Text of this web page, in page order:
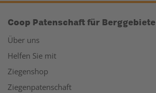
Coop Patenschaft für Berggebiete
Über uns
Helfen Sie mit
Ziegenshop
Ziegenpatenschaft